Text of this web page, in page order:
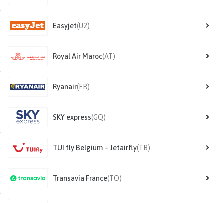
Easyjet(U2)
Royal Air Maroc(AT)
Ryanair(FR)
SKY express(GQ)
TUI fly Belgium – Jetairfly(TB)
Transavia France(TO)